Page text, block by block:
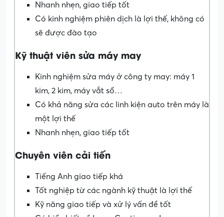
Nhanh nhẹn, giao tiếp tốt
Có kinh nghiệm phiên dịch là lợi thế, không có
sẽ được đào tạo
Kỹ thuật viên sửa máy may
Kinh nghiệm sửa máy ở công ty may: máy 1
kim, 2 kim, máy vắt sổ…
Có khả năng sửa các linh kiện auto trên máy là
một lợi thế
Nhanh nhẹn, giao tiếp tốt
Chuyên viên cải tiến
Tiếng Anh giao tiếp khá
Tốt nghiệp từ các ngành kỹ thuật là lợi thế
Kỹ năng giao tiếp và xử lý vấn đề tốt